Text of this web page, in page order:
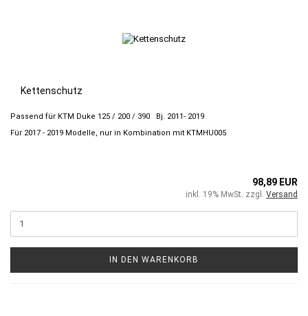
Kettenschutz
Passend für KTM Duke 125 / 200 / 390 Bj. 2011- 2019
Für 2017 - 2019 Modelle, nur in Kombination mit KTMHU005
98,89 EUR
inkl. 19% MwSt. zzgl. Versand
IN DEN WARENKORB